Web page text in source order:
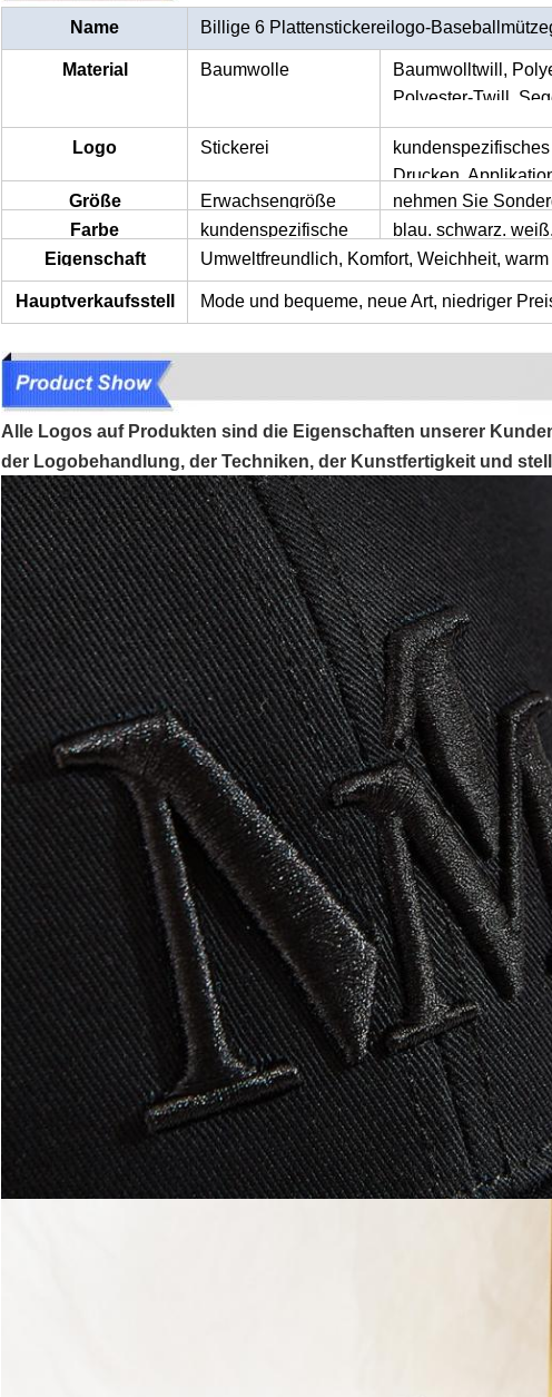
Name Billige 6 Plattenstickereilogo-
Material Baumwolle
Baumwolltwill,
Polyester-Twill,
Kontrollgewebe,
Logo
Stickerei
Drucken,
PVC, usw.
Größe Erwachsengröße
nehmen Sie
Farbe
kundenspezifische
Farbe
blau, schwarz,
Eigenschaft
Umweltfreundlich, Komfort, Weichheit, warm
Hauptverkaufsstell
e
Mode und bequeme, neue Art, niedriger
Alle Logos auf Produkten sind die Eigenschaften unserer
der Logobehandlung, der Techniken, der Kunstfertigkeit und